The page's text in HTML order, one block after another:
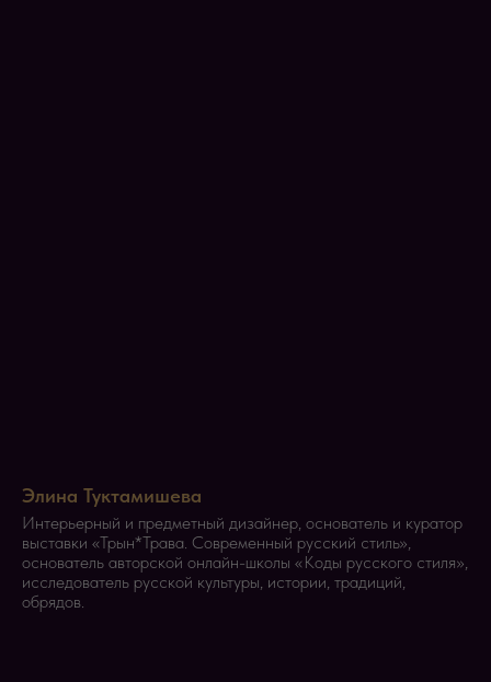
Элина Туктамишева
Интерьерный и предметный дизайнер, основатель и куратор
выставки «Трын*Трава. Современный русский стиль»,
основатель авторской онлайн-школы «Коды русского стиля»,
исследователь русской культуры, истории, традиций,
обрядов.